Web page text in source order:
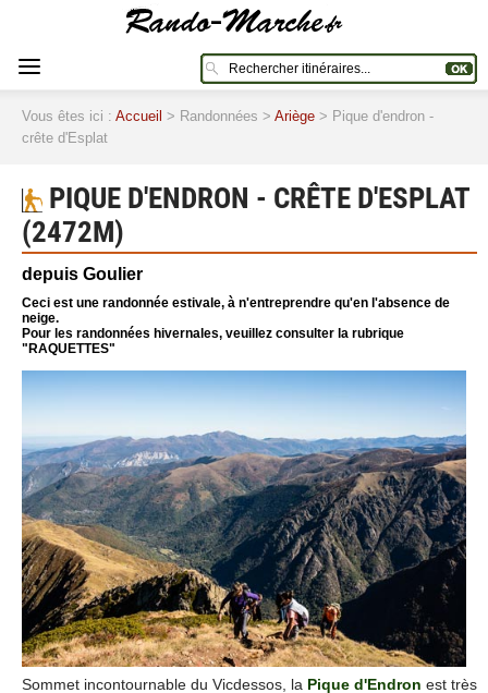
Vous êtes ici : Accueil > Randonnées > Ariège > Pique d'endron -
crête d'Esplat
PIQUE D'ENDRON - CRÊTE D'ESPLAT
(2472M)
depuis Goulier
Ceci est une randonnée estivale, à n'entreprendre qu'en l'absence de
neige.
Pour les randonnées hivernales, veuillez consulter la rubrique
"RAQUETTES"
Sommet incontournable du Vicdessos, la Pique d'Endron est très